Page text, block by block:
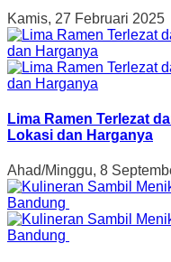
Kamis, 27 Februari 2025
Lima Ramen Terlezat
Lokasi dan Harganya
Ahad/Minggu, 8